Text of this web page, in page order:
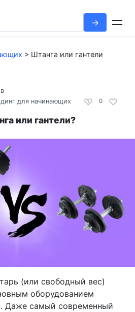
> Штанга или гантели
0
для начинающих
или гантели?
(или свободный вес)
оборудованием
Даже самый современный